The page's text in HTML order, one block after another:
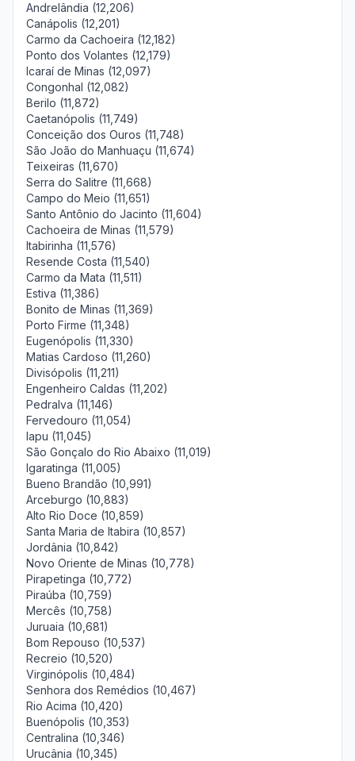
Andrelândia (12,206)
Canápolis (12,201)
Carmo da Cachoeira (12,182)
Ponto dos Volantes (12,179)
Icaraí de Minas (12,097)
Congonhal (12,082)
Berilo (11,872)
Caetanópolis (11,749)
Conceição dos Ouros (11,748)
São João do Manhuaçu (11,674)
Teixeiras (11,670)
Serra do Salitre (11,668)
Campo do Meio (11,651)
Santo Antônio do Jacinto (11,604)
Cachoeira de Minas (11,579)
Itabirinha (11,576)
Resende Costa (11,540)
Carmo da Mata (11,511)
Estiva (11,386)
Bonito de Minas (11,369)
Porto Firme (11,348)
Eugenópolis (11,330)
Matias Cardoso (11,260)
Divisópolis (11,211)
Engenheiro Caldas (11,202)
Pedralva (11,146)
Fervedouro (11,054)
Iapu (11,045)
São Gonçalo do Rio Abaixo (11,019)
Igaratinga (11,005)
Bueno Brandão (10,991)
Arceburgo (10,883)
Alto Rio Doce (10,859)
Santa Maria de Itabira (10,857)
Jordânia (10,842)
Novo Oriente de Minas (10,778)
Pirapetinga (10,772)
Piraúba (10,759)
Mercês (10,758)
Juruaia (10,681)
Bom Repouso (10,537)
Recreio (10,520)
Virginópolis (10,484)
Senhora dos Remédios (10,467)
Rio Acima (10,420)
Buenópolis (10,353)
Centralina (10,346)
Urucânia (10,345)